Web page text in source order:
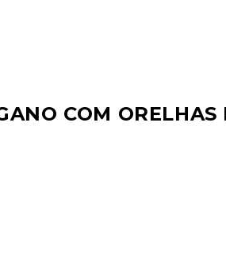
COM ORELHAS